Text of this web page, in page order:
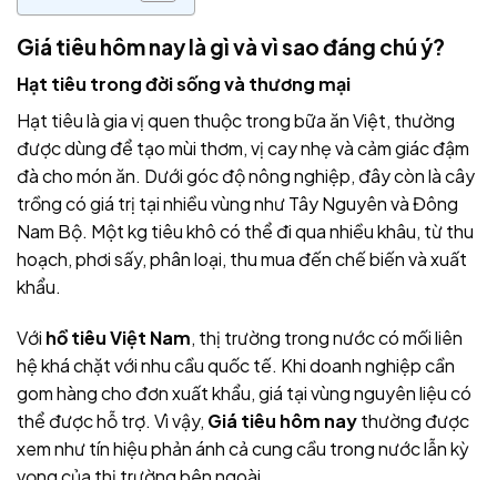
Giá tiêu hôm nay là gì và vì sao đáng chú ý?
Hạt tiêu trong đời sống và thương mại
Hạt tiêu là gia vị quen thuộc trong bữa ăn Việt, thường
được dùng để tạo mùi thơm, vị cay nhẹ và cảm giác đậm
đà cho món ăn. Dưới góc độ nông nghiệp, đây còn là cây
trồng có giá trị tại nhiều vùng như Tây Nguyên và Đông
Nam Bộ. Một kg tiêu khô có thể đi qua nhiều khâu, từ thu
hoạch, phơi sấy, phân loại, thu mua đến chế biến và xuất
khẩu.
Với hồ tiêu Việt Nam, thị trường trong nước có mối liên
hệ khá chặt với nhu cầu quốc tế. Khi doanh nghiệp cần
gom hàng cho đơn xuất khẩu, giá tại vùng nguyên liệu có
thể được hỗ trợ. Vì vậy, Giá tiêu hôm naythường được
xem như tín hiệu phản ánh cả cung cầu trong nước lẫn kỳ